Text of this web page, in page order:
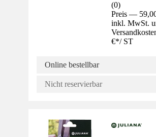
(0)
Preis —
inkl. MwSt.
€*/ ST
Online bestellbar
Nicht reservierbar